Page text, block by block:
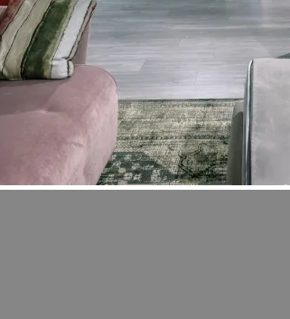
отзыва. Будьте первым, кто это сделает.